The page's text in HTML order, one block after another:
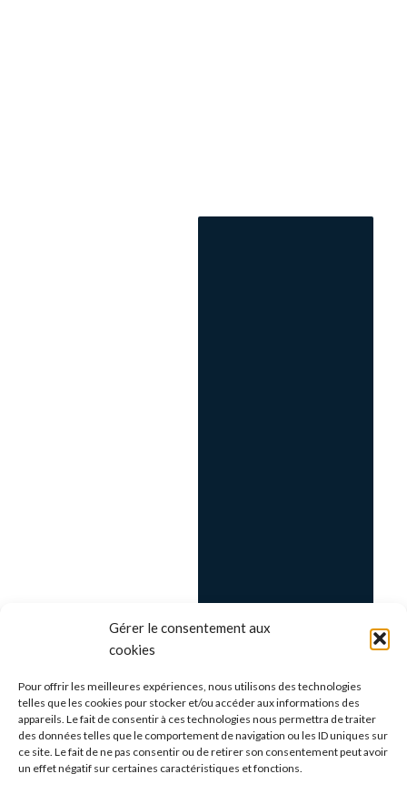
Gérer le consentement aux
cookies
Pour offrir les meilleures expériences, nous utilisons des technologies
telles que les cookies pour stocker et/ou accéder aux informations des
appareils. Le fait de consentir à ces technologies nous permettra de traiter
des données telles que le comportement de navigation ou les ID uniques sur
ce site. Le fait de ne pas consentir ou de retirer son consentement peut avoir
un effet négatif sur certaines caractéristiques et fonctions.